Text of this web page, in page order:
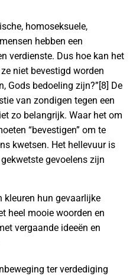
homoseksuele,
hebben een
verdienste. Dus hoe kan het
niet bevestigd worden
Gods bedoeling zijn?”[8] De
van zondigen tegen een
zo belangrijk. Waar het om
“bevestigen” om te
kwetsen. Het hellevuur is
gevoelens zijn
kleuren hun gevaarlijke
heel mooie woorden en
vergaande ideeën en
ter verdediging